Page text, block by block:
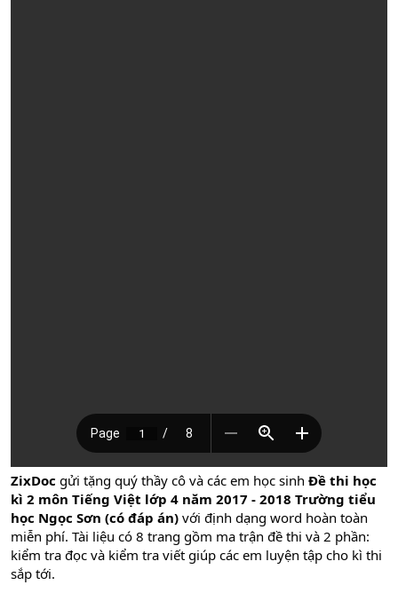
ZixDoc gửi tặng quý thầy cô và các em học sinh Đề thi học
kì 2 môn Tiếng Việt lớp 4 năm 2017 - 2018 Trường tiểu
học Ngọc Sơn (có đáp án) với định dạng word hoàn toàn
miễn phí. Tài liệu có 8 trang gồm ma trận đề thi và 2 phần:
kiểm tra đọc và kiểm tra viết giúp các em luyện tập cho kì thi
sắp tới.